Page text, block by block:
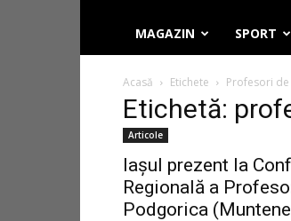
MAGAZIN SPORT
Acasă Etichete Profesori
Etichetă:
Articole
Iașul prezent la
Regională a
Podgorica